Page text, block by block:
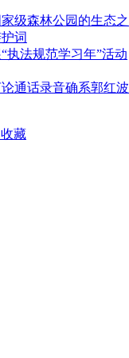
级森林公园的生态
词
执法规范学习年”活动
通话录音确系郭红
藏